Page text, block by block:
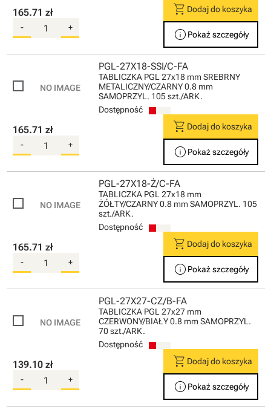
165.71 zł
- +
shopping_cart Dodaj do koszyka
info Pokaż szczegóły
PGL-27X18-SSI/C-FA
TABLICZKA PGL 27x18 mm SREBRNY
METALICZNY/CZARNY 0.8 mm
SAMOPRZYL. 105 szt./ARK.
Dostępność
165.71 zł
- +
shopping_cart Dodaj do koszyka
info Pokaż szczegóły
PGL-27X18-Ż/C-FA
TABLICZKA PGL 27x18 mm
ŻÓŁTY/CZARNY 0.8 mm SAMOPRZYL. 105
szt./ARK.
Dostępność
165.71 zł
- +
shopping_cart Dodaj do koszyka
info Pokaż szczegóły
PGL-27X27-CZ/B-FA
TABLICZKA PGL 27x27 mm
CZERWONY/BIAŁY 0.8 mm SAMOPRZYL.
70 szt./ARK.
Dostępność
139.10 zł
- +
shopping_cart Dodaj do koszyka
info Pokaż szczegóły